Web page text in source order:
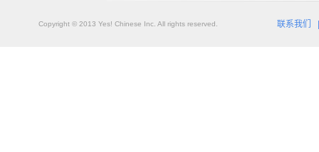
Copyright © 2013 Yes! Chinese Inc. All rights reserved. 联系我们